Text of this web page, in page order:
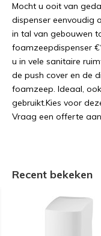
Mocht u ooit van
dispenser eenvoudig
in tal van gebouwen
foamzeepdispenser
u in vele sanitaire
de push cover en de
foamzeep. Ideaal,
gebruikt.Kies voor
Vraag een offerte
Recent bekeken